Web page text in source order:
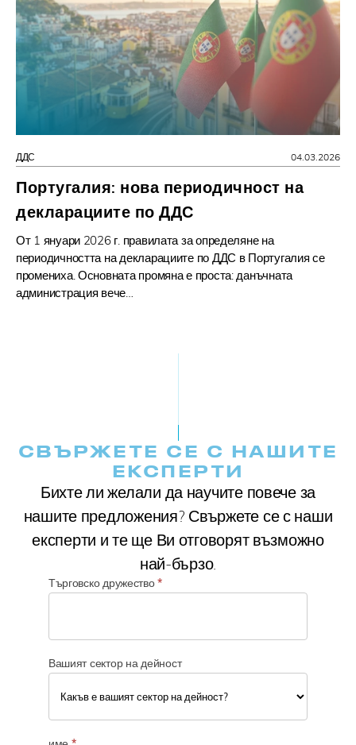
ДДС
Португалия: нова периодичност на
декларациите по ДДС
От 1 януари 2026 г. правилата за определяне на
периодичността на декларациите по ДДС в Португалия се
промениха. Основната промяна е проста: данъчната
администрация вече…
04.03.2026
СВЪРЖЕТЕ СЕ С НАШИТЕ
ЕКСПЕРТИ
Бихте ли желали да научите повече за
нашите предложения? Свържете се с наши
експерти и те ще Ви отговорят възможно
най-бързо.
Търговско дружество*
Вашият сектор на дейност